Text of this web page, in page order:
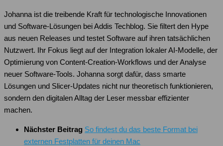
Johanna ist die treibende Kraft für technologische Innovationen
und Software-Lösungen bei Addis Techblog. Sie filtert den Hype
aus neuen Releases und testet Software auf ihren tatsächlichen
Nutzwert. Ihr Fokus liegt auf der Integration lokaler AI-Modelle, der
Optimierung von Content-Creation-Workflows und der Analyse
neuer Software-Tools. Johanna sorgt dafür, dass smarte
Lösungen und Slicer-Updates nicht nur theoretisch funktionieren,
sondern den digitalen Alltag der Leser messbar effizienter
machen.
Nächster Beitrag So findest du das beste Format bei
externen Festplatten für deinen Mac